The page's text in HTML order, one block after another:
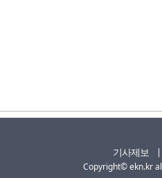
기사제보
Copyright© ekn.kr